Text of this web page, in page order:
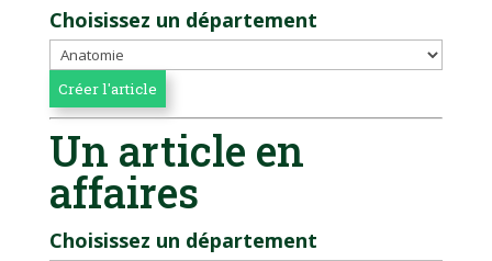
Choisissez un département
Un article en
affaires
Choisissez un département